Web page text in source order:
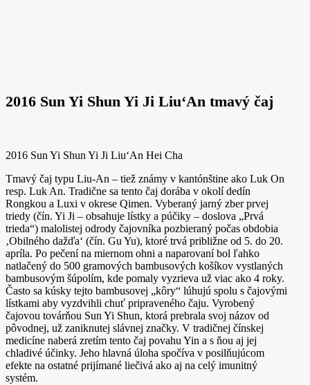
2016 Sun Yi Shun Yi Ji Liu‘An tmavý čaj
2016 Sun Yi Shun Yi Ji Liu‘An Hei Cha
Tmavý čaj typu Liu-An – tiež známy v kantónštine ako Luk On
resp. Luk An. Tradične sa tento čaj dorába v okolí dedín
Rongkou a Luxi v okrese Qimen. Vyberaný jarný zber prvej
triedy (čín. Yi Ji – obsahuje lístky a púčiky – doslova „Prvá
trieda“) malolistej odrody čajovníka pozbieraný počas obdobia
‚Obilného dažďa‘ (čín. Gu Yu), ktoré trvá približne od 5. do 20.
apríla. Po pečení na miernom ohni a naparovaní bol ľahko
natlačený do 500 gramových bambusových košíkov vystlaných
bambusovým šúpolím, kde pomaly vyzrieva už viac ako 4 roky.
Často sa kúsky tejto bambusovej „kôry“ lúhujú spolu s čajovými
lístkami aby vyzdvihli chuť pripraveného čaju. Vyrobený
čajovou továrňou Sun Yi Shun, ktorá prebrala svoj názov od
pôvodnej, už zaniknutej slávnej značky. V tradičnej čínskej
medicíne naberá zretím tento čaj povahu Yin a s ňou aj jej
chladivé účinky. Jeho hlavná úloha spočíva v posilňujúcom
efekte na ostatné prijímané liečivá ako aj na celý imunitný
systém.